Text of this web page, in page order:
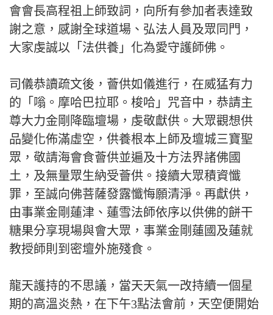
會會長高程祖上師致詞，向所有參加者表達致
謝之意，感謝全球道場、弘法人員及眾同門，
大家虔誠以「法供養」化為愛守護師佛。
司儀恭讀疏文後，薈供如儀進行，在威猛有力
的「嗡。摩哈巴拉耶。梭哈」咒音中，恭請主
尊大力金剛降臨壇場，虔敬獻供。大眾觀想供
品變化佈滿虛空，供養根本上師及壇城三寶聖
眾，敬請海會食薈供並遍及十方法界諸佛國
土，及無量眾生納受薈供。接續大眾積資懺
罪，至誠向佛菩薩發露懺悔願清淨。再獻供，
由事業金剛蓮津、蓮雪法師依序以供佛的餅干
糖果分享現場與會大眾，事業金剛蓮國及蓮就
教授師則到密壇外施殘食。
龍天護持的不思議，當天天氣一改持續一個星
期的高溫炎熱，在下午3點法會前，天空便開始